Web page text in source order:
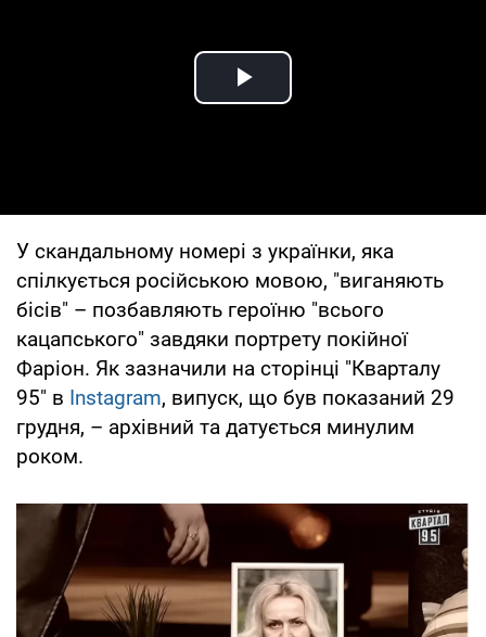
Play Video
У скандальному номері з українки, яка
спілкується російською мовою, "виганяють
бісів" – позбавляють героїню "всього
кацапського" завдяки портрету покійної
Фаріон. Як зазначили на сторінці "Кварталу
95" в Instagram, випуск, що був показаний 29
грудня, – архівний та датується минулим
роком.